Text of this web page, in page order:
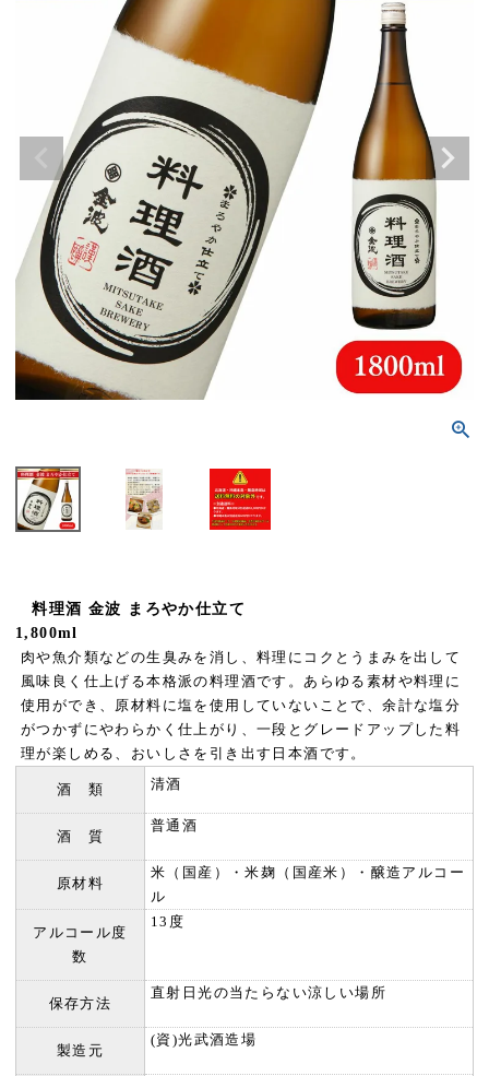
料理酒 金波 まろやか仕立て
1,800ml
肉や魚介類などの生臭みを消し、料理にコクとうまみを出して
風味良く仕上げる本格派の料理酒です。あらゆる素材や料理に
使用ができ、原材料に塩を使用していないことで、余計な塩分
がつかずにやわらかく仕上がり、一段とグレードアップした料
理が楽しめる、おいしさを引き出す日本酒です。
酒 類 清酒
酒 質
普通酒
原材料
米（国産）・米麹（国産米）・醸造アルコー
ル
アルコール度
数
13度
保存方法
直射日光の当たらない涼しい場所
製造元
(資)光武酒造場